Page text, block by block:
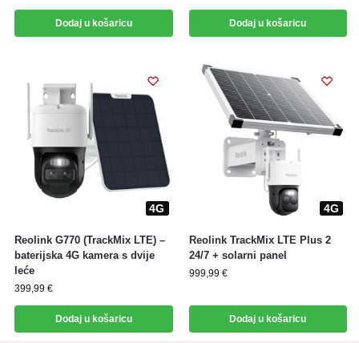
Dodaj u košaricu Dodaj u košaricu
4G
4G
Reolink G770 (TrackMix LTE) –
baterijska 4G kamera s dvije
leće
399,99 €
Dodaj u košaricu
4G
4G
Reolink TrackMix LTE Plus 2
24/7 + solarni panel
999,99 €
Dodaj u košaricu